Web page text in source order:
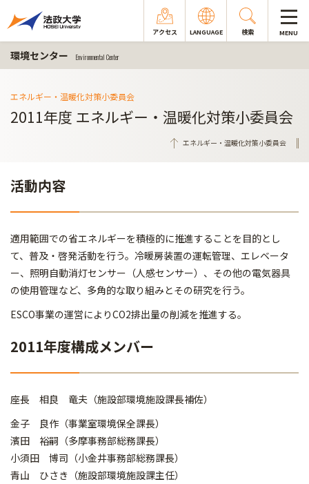
アクセス LANGUAGE 検索 MENU
環境センター Environmental Center
エネルギー・温暖化対策小委員会
2011年度 エネルギー・温暖化対策小委員会
エネルギー・温暖化対策小委員会
活動内容
適用範囲での省エネルギーを積極的に推進することを目的とし
て、普及・啓発活動を行う。冷暖房装置の運転管理、エレベータ
ー、照明自動消灯センサー（人感センサー）、その他の電気器具
の使用管理など、多角的な取り組みとその研究を行う。
ESCO事業の運営によりCO2排出量の削減を推進する。
2011年度構成メンバー
座長 相良 竜夫（施設部環境施設課長補佐）
金子 良作（事業室環境保全課長）
濱田 裕嗣（多摩事務部総務課長）
小須田 博司（小金井事務部総務課長）
青山 ひさき（施設部環境施設課主任）